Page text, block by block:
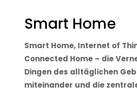
Smart Home
Smart Home, Internet of
Connected Home – die
Dingen des alltäglichen
miteinander und die